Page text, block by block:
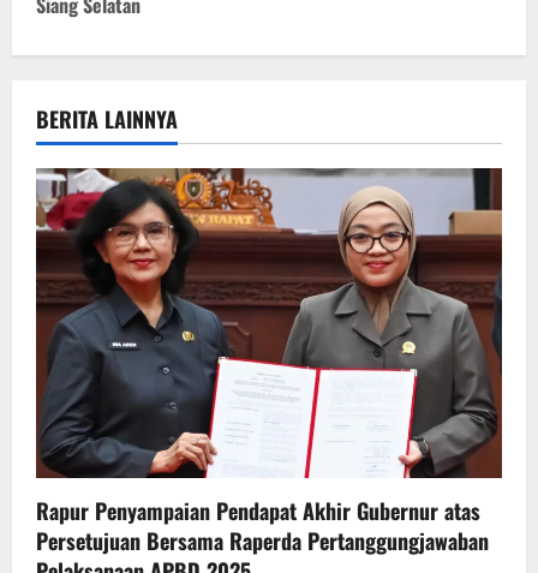
n
a
v
i
g
a
t
i
o
n
BERITA LAINNYA
Rapur Penyampaian Pendapat Akhir Gubernur atas
Persetujuan Bersama Raperda Pertanggungjawaban